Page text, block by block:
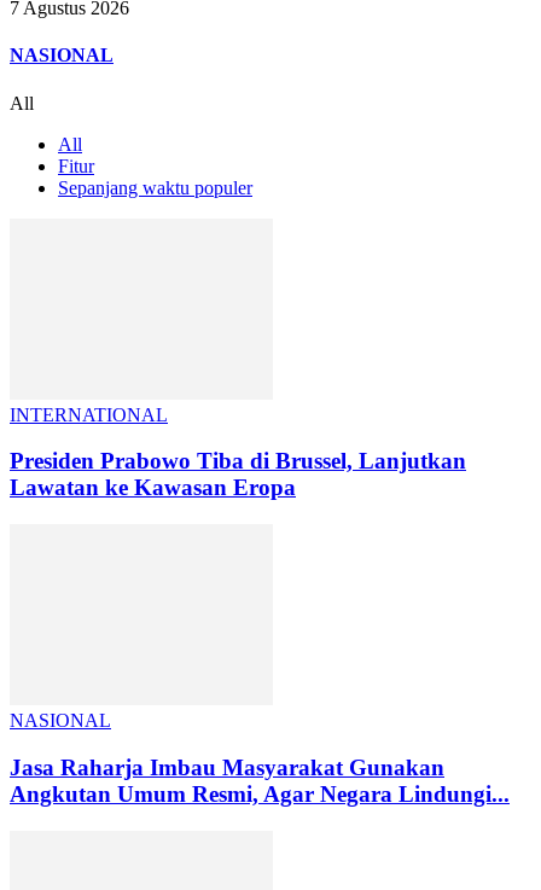
7 Agustus 2026
NASIONAL
All
All
Fitur
Sepanjang waktu populer
INTERNATIONAL
Presiden Prabowo Tiba di Brussel, Lanjutkan
Lawatan ke Kawasan Eropa
NASIONAL
Jasa Raharja Imbau Masyarakat Gunakan
Angkutan Umum Resmi, Agar Negara Lindungi...